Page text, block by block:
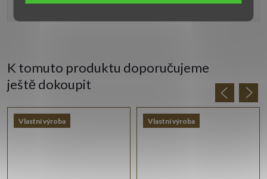
K tomuto produktu doporučujeme
ještě dokoupit
Vlastní výroba Vlastní výroba